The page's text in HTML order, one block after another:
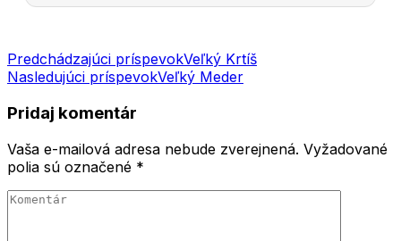
Navigácia
v
článku
Predchádzajúci príspevokVeľký Krtíš
Nasledujúci príspevokVeľký Meder
Pridaj komentár
Vaša e-mailová adresa nebude zverejnená. Vyžadované
polia sú označené *
Komentár